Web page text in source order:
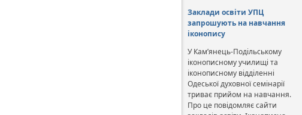
Заклади освіти УПЦ
запрошують на навчання
іконопису
У Кам’янець-Подільському
іконописному училищі та
іконописному відділенні
Одеської духовної семінарії
триває прийом на навчання.
Про це повідомляє сайти